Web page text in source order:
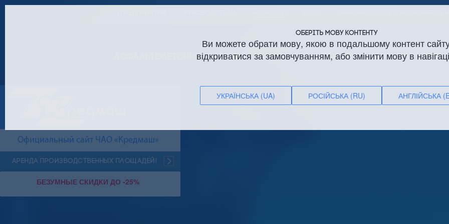
Официальный сайт ЧАО «Кредмаш»
Аренда производственных площадей!
БЕЗУМНЫЕ СКИДКИ ДО -25%
АСФАЛЬТОБЕТОННЫЕ ЗАВОДЫ КОММУНАЛЬНАЯ ТЕХНИКА ЗАПЧАСТИ
ОБЕРІТЬ МОВУ КОНТЕНТУ
Ви можете обрати мову, якою в подальшому контент
відкриватися за замовчуванням, або змінити мову в
УКРАЇНСЬКА (UA) РОСІЙСЬКА (RU) АНГЛІЙСЬКА